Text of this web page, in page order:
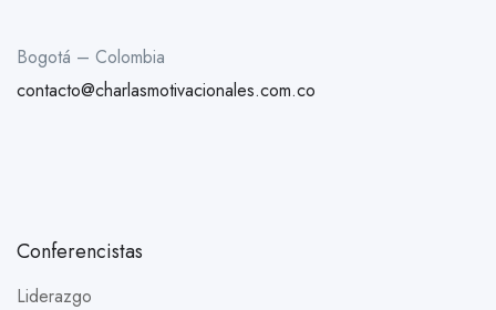
Bogotá – Colombia
contacto@charlasmotivacionales.com.co
Conferencistas
Liderazgo